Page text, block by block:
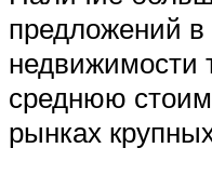
предложений в
недвижимости
среднюю
рынках